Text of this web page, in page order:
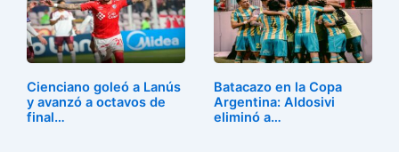
Cienciano goleó a Lanús
y avanzó a octavos de
final…
Batacazo en la Copa
Argentina: Aldosivi
eliminó a…